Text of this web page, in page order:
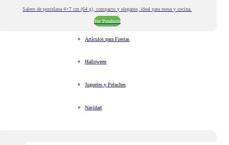
Salero de porcelana 4×7 cm (64 g), compacto y elegante, ideal para mesa y cocina.
Ver Producto
Artículos para Fiestas
Halloween
Juguetes y Peluches
Navidad